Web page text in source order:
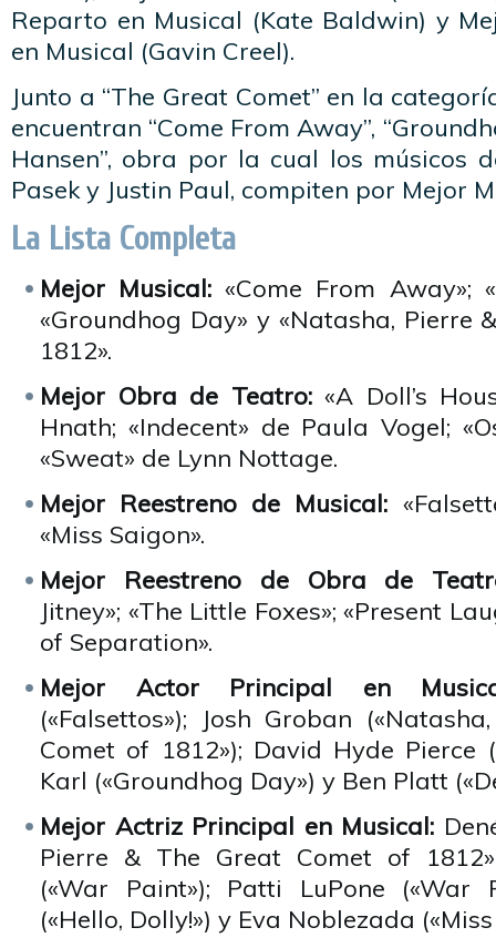
Reparto en Musical (Kate Baldwin) y
en Musical (Gavin Creel).
Junto a “The Great Comet” en la
encuentran “Come From Away”,
Hansen”, obra por la cual los músicos
Pasek y Justin Paul, compiten por Mejor
La Lista Completa
Mejor Musical: «Come From Away»;
«Groundhog Day» y «Natasha, Pierre
1812».
Mejor Obra de Teatro:«A Doll’s
Hnath; «Indecent» de Paula Vogel;
«Sweat» de Lynn Nottage.
Mejor Reestreno de Musical:
«Miss Saigon».
Mejor Reestreno de Obra de
Jitney»; «The Little Foxes»; «Present
of Separation».
Mejor Actor Principal en
(«Falsettos»); Josh Groban
Comet of 1812»); David Hyde Pierce
Karl («Groundhog Day») y Ben Platt
Mejor Actriz Principal en Musical:
Pierre & The Great Comet of
(«War Paint»); Patti LuPone («War
(«Hello, Dolly!») y Eva Noblezada